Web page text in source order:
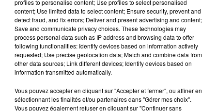
podcasts/2024/03/astro040324.mp3
profiles to personalise content; Use profiles to select personalised
content; Use limited data to select content; Ensure security, prevent and
detect fraud, and fix errors; Deliver and present advertising and content;
Save and communicate privacy choices. These technologies may
process personal data such as IP address and browsing data to offer
following functionalities: Identify devices based on information actively
requested; Use precise geolocation data; Match and combine data from
other data sources; Link different devices; Identify devices based on
information transmitted automatically.
Vous pouvez accepter en cliquant sur "Accepter et fermer", ou affiner en
sélectionnant les finalités et/ou partenaires dans "Gérer mes choix".
Vous pouvez également refuser en cliquant sur "Continuer sans